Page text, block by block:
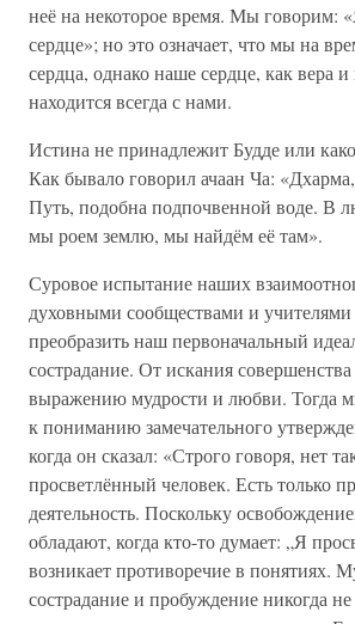
неё на некоторое время. Мы говорим:
сердце»; но это означает, что мы на
сердца, однако наше сердце, как вера и
находится всегда с нами.
Истина не принадлежит Будде или
Как бывало говорил ачаан Ча:
Путь, подобна подпочвенной воде. В
мы роем землю, мы найдём её там».
Суровое испытание наших
духовными сообществами и
преобразить наш первоначальный
сострадание. От искания
выражению мудрости и любви. Тогда
к пониманию замечательного
когда он сказал: «Строго говоря, нет
просветлённый человек. Есть только
деятельность. Поскольку
обладают, когда кто-то думает: „Я
возникает противоречие в понятиях.
сострадание и пробуждение никогда